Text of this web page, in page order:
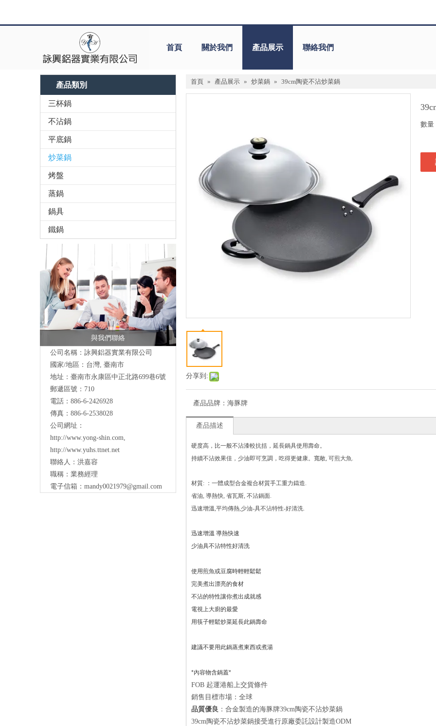
首頁 關於我們 產品展示 聯絡我們
產品類別
三杯鍋
不沾鍋
平底鍋
炒菜鍋
烤盤
蒸鍋
鍋具
鐵鍋
與我們聯絡
公司名稱：詠興鋁器實業有限公司
國家/地區：台灣, 臺南市
地址： 臺南市永康區中正北路699巷6號
郵遞區號：710
電話：886-6-2426928
傳真：886-6-2538028
公司網址：
http://www.yong-shin.com,
http://www.yuhs.ttnet.net
聯絡人：洪嘉容
職稱：業務經理
電子信箱： mandy0021979@gmail.com
首頁 » 產品展示 » 炒菜鍋 » 39cm陶瓷不沾炒菜鍋
分享到:
數量
產品品牌： 海豚牌
產品描述
硬度高，比一般不沾漆較抗括，延長鍋具使用壽命。
持續不沾效果佳，少油即可烹調，吃得更健康。寬敞, 可煎大魚.
材質: ：一體成型合金複合材質手工重力鑄造.
省油, 導熱快, 省瓦斯, 不沾鍋面.
迅速增溫,平均傳熱,少油-具不沾特性-好清洗.
迅速增溫 導熱快速
少油具不沾特性好清洗
使用煎魚或豆腐時輕輕鬆鬆
完美煮出漂亮的食材
不沾的特性讓你煮出成就感
電視上大廚的最愛
用筷子輕鬆炒菜延長此鍋壽命
建議不要用此鍋蒸煮東西或煮湯
*內容物含鍋蓋*
FOB 起運港船上交貨條件
銷售目標市場：全球
品質優良 ：合金製造的海豚牌39cm陶瓷不沾炒菜鍋
39cm陶瓷不沾炒菜鍋接受進行原廠委託設計製造ODM